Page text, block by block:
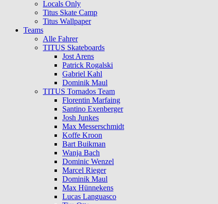
Locals Only
Titus Skate Camp
Titus Wallpaper
Teams
Alle Fahrer
TITUS Skateboards
Jost Arens
Patrick Rogalski
Gabriel Kahl
Dominik Maul
TITUS Tornados Team
Florentin Marfaing
Santino Exenberger
Josh Junkes
Max Messerschmidt
Koffe Kroon
Bart Buikman
Wanja Bach
Dominic Wenzel
Marcel Rieger
Dominik Maul
Max Hünnekens
Lucas Languasco